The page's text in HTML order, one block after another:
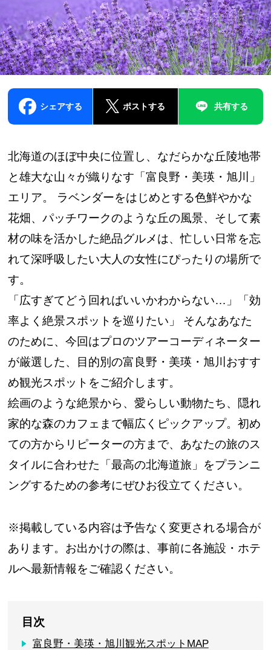
シェアする ポストする 共有する
北海道のほぼ中央に位置し、なだらかな丘陵地帯
と雄大な山々が織りなす「富良野・美瑛・旭川」
エリア。 ラベンダーをはじめとする色鮮やかな
花畑、パッチワークのような丘の風景、そして素
材の味を活かした絶品グルメは、忙しい日常を忘
れて深呼吸したい大人の女性にぴったりの場所で
す。
「広すぎてどう回ればいいかわからない…」「効
率よく絶景スポットを巡りたい」 そんなあなた
のために、今回はプロのツアーコーディネーター
が厳選した、目的別の富良野・美瑛・旭川おすす
め観光スポットをご紹介します。
絵画のような絶景から、愛らしい動物たち、隠れ
家的な森のカフェまで幅広くピックアップ。初め
ての方からリピーターの方まで、あなたの旅のス
タイルに合わせた「最高の北海道旅」をプランニ
ングするための参考にぜひお役立てください。
※掲載している内容は予告なく変更される場合が
あります。お出かけの際は、事前に各施設・ホテ
ルへ最新情報をご確認ください。
目次
富良野・美瑛・旭川観光スポットMAP